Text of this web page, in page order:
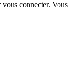
connecter. Vous